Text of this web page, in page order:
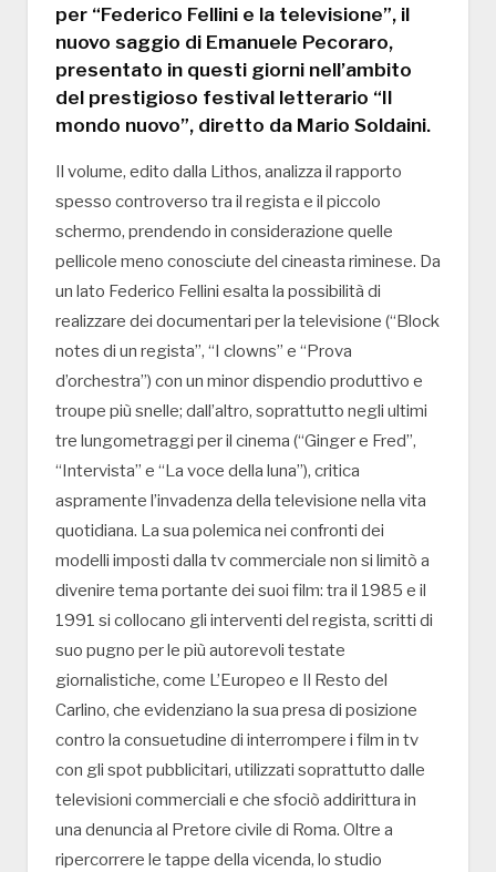
per “Federico Fellini e la televisione”, il
nuovo saggio di Emanuele Pecoraro,
presentato in questi giorni nell’ambito
del prestigioso festival letterario “Il
mondo nuovo”, diretto da Mario Soldaini.
Il volume, edito dalla Lithos, analizza il rapporto
spesso controverso tra il regista e il piccolo
schermo, prendendo in considerazione quelle
pellicole meno conosciute del cineasta riminese. Da
un lato Federico Fellini esalta la possibilità di
realizzare dei documentari per la televisione (“Block
notes di un regista”, “I clowns” e “Prova
d’orchestra”) con un minor dispendio produttivo e
troupe più snelle; dall’altro, soprattutto negli ultimi
tre lungometraggi per il cinema (“Ginger e Fred”,
“Intervista” e “La voce della luna”), critica
aspramente l’invadenza della televisione nella vita
quotidiana. La sua polemica nei confronti dei
modelli imposti dalla tv commerciale non si limitò a
divenire tema portante dei suoi film: tra il 1985 e il
1991 si collocano gli interventi del regista, scritti di
suo pugno per le più autorevoli testate
giornalistiche, come L’Europeo e Il Resto del
Carlino, che evidenziano la sua presa di posizione
contro la consuetudine di interrompere i film in tv
con gli spot pubblicitari, utilizzati soprattutto dalle
televisioni commerciali e che sfociò addirittura in
una denuncia al Pretore civile di Roma. Oltre a
ripercorrere le tappe della vicenda, lo studio